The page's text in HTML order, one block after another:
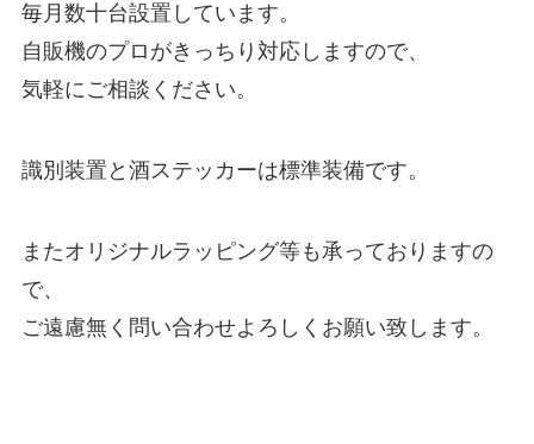
毎月数十台設置しています。
自販機のプロがきっちり対応しますので、
気軽にご相談ください。
識別装置と酒ステッカーは標準装備です。
またオリジナルラッピング等も承っておりますの
で、
ご遠慮無く問い合わせよろしくお願い致します。